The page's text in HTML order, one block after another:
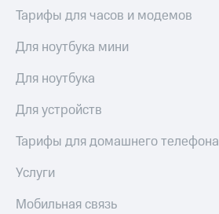
Тарифы для часов и модемов
Для ноутбука мини
Для ноутбука
Для устройств
Тарифы для домашнего телефона
Услуги
Мобильная связь